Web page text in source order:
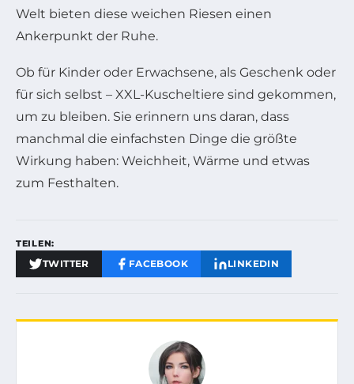
Welt bieten diese weichen Riesen einen
Ankerpunkt der Ruhe.
Ob für Kinder oder Erwachsene, als Geschenk oder
für sich selbst – XXL-Kuscheltiere sind gekommen,
um zu bleiben. Sie erinnern uns daran, dass
manchmal die einfachsten Dinge die größte
Wirkung haben: Weichheit, Wärme und etwas
zum Festhalten.
TEILEN:
TWITTER FACEBOOK LINKEDIN